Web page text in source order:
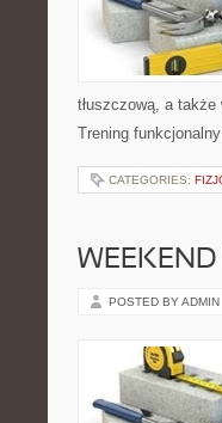
tłuszczową, a
Trening
CATEGORIES:
POSTED BY ADMIN